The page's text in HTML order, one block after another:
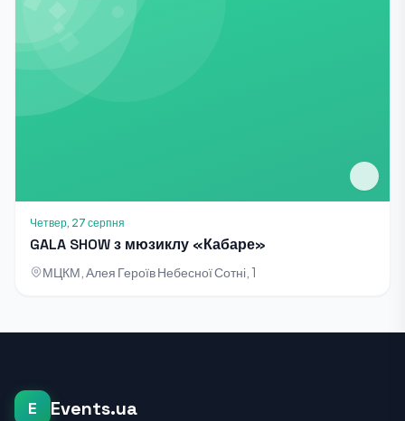
Четвер, 27 серпня
GALA SHOW з мюзиклу «Кабаре»
МЦКМ, Алея Героїв Небесної Сотні, 1
E Events.ua